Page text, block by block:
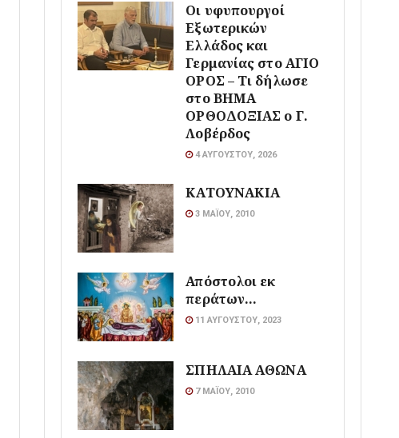
Οι υφυπουργοί
Εξωτερικών
Ελλάδος και
Γερμανίας στο ΑΓΙΟ
ΟΡΟΣ – Τι δήλωσε
στο ΒΗΜΑ
ΟΡΘΟΔΟΞΙΑΣ ο Γ.
Λοβέρδος
4 ΑΥΓΟΎΣΤΟΥ, 2026
ΚΑΤΟΥΝΑΚΙΑ
3 ΜΑΪ́ΟΥ, 2010
Απόστολοι εκ
περάτων…
11 ΑΥΓΟΎΣΤΟΥ, 2023
ΣΠΗΛΑΙΑ ΑΘΩΝΑ
7 ΜΑΪ́ΟΥ, 2010